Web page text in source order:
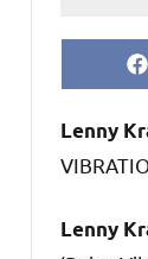
Lenny
Lenny